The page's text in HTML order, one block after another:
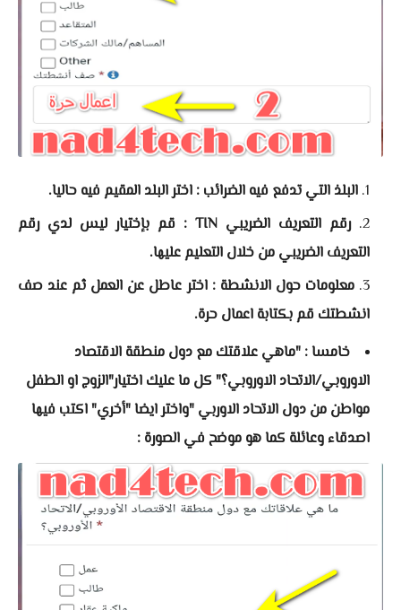
البلذ التي تدفع فيه الضرائب : اختر البلد المقيم فيه حاليا.
رقم التعريف الضريبي TIN : قم بإختيار ليس لدي رقم
التعريف الضريبي من خلال التعليم عليها.
معلومات حول الانشطة : اختر عاطل عن العمل ثم عند صف
انشطتك قم بكتابة اعمال حرة.
خامسا : "ماهي علاقتك مع دول منطقة الاقتصاد
الاوروبي/الاتحاد الاوروبي؟" كل ما عليك اختيار"الزوج او الطفل
مواطن من دول الاتحاد الاوربي "واختر ايضا "أخري" اكتب فيها
اصدقاء وعائلة كما هو موضح في الصورة :